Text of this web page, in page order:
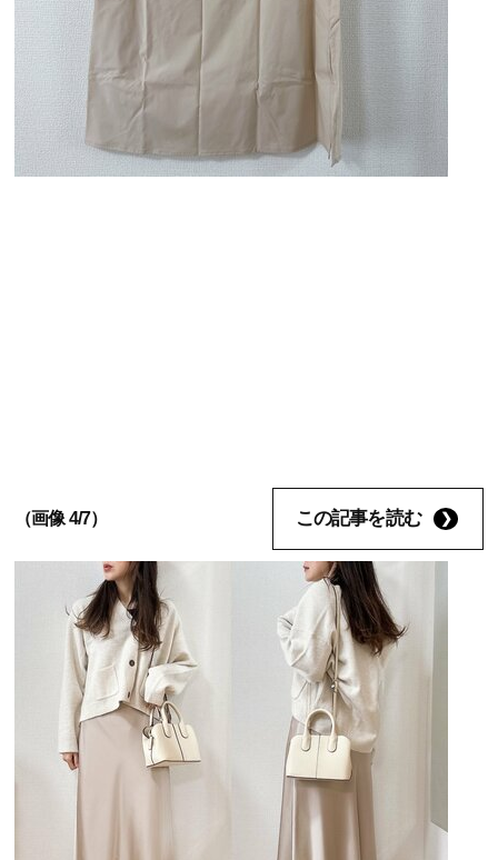
（画像 4/7） この記事を読む